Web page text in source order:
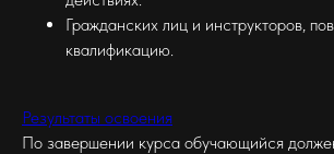
Гражданских лиц и инструкторов,
квалификацию.
Результаты освоения
По завершении курса обучающийся